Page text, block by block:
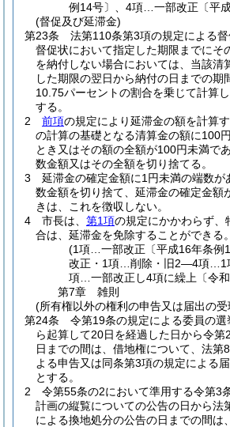
例14号〕、4項…一部改正〔平
(督促及び延滞金)
第23条
法第110条第3項の規定による
督促状において指定した期限までにそ
を納付しない場合においては、当該清
した期限の翌日から納付の日までの期
10.75パーセントの割合を乗じて計算
する。
2
前項の規定により延滞金の額を計算
の計算の基礎となる清算金の額に100
とき又はその額の全額が100円未満で
数金額又はその全額を切り捨てる。
3
延滞金の確定金額に1円未満の端数が
数金額を切り捨て、延滞金の確定金額
きは、これを徴収しない。
4
市長は、 第1項の規定にかかわらず、
合は、延滞金を免除することができる。
(1項…一部改正〔平成16年条例
改正・1項…削除・旧2―4項…1
項…一部改正し4項に繰上〔令
第7章
雑則
(所有権以外の権利の申告又は届出の
第24条
令第19条の規定による委員の
ら起算して20日を経過した日から令
日までの間は、借地権について、法第
よる申告又は同条第3項の規定による
とする。
2
令第55条の2において準用する令第3
計画の縦覧についての公告の日から法
による換地処分の公告の日までの間は